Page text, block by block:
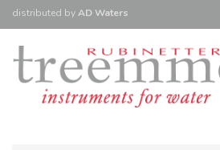
distributed byAD Waters